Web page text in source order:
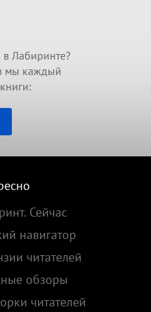
Лабиринте?
мы каждый
Сейчас
навигатор
читателей
обзоры
читателей